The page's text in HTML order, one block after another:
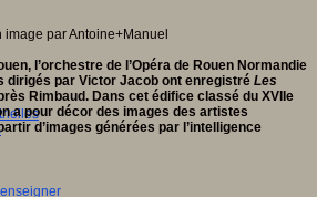
l’orchestre de l’Opéra de Rouen Normandie
dirigés par Victor Jacob ont enregistré Les
Rimbaud. Dans cet édifice classé du XVIIe
a pour décor des images des artistes
d’images générées par l’intelligence